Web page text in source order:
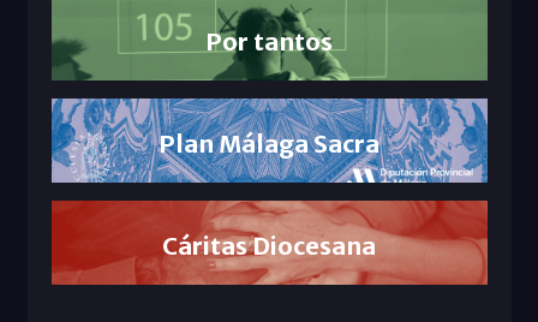
Por tantos
Plan Málaga Sacra
Cáritas Diocesana